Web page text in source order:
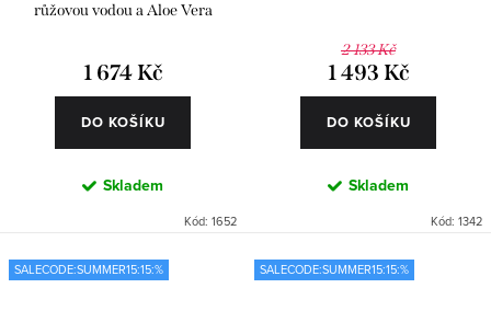
růžovou vodou a Aloe Vera
1 674 Kč
DO KOŠÍKU
Skladem
Kód: 1652
2 133 Kč
1 493 Kč
DO KOŠÍKU
Skladem
Kód: 1342
SALECODE:SUMMER15:15:% SALECODE:SUMMER15:15:%